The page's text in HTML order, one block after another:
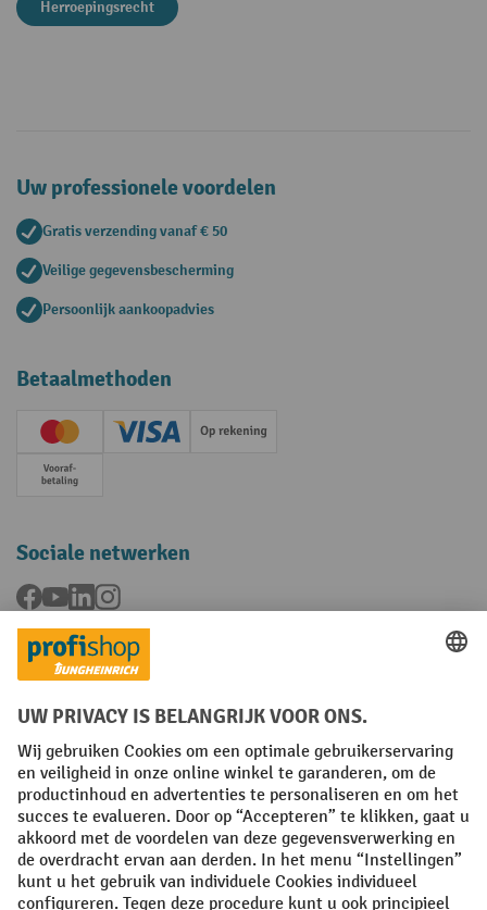
Herroepingsrecht
Uw professionele voordelen
Gratis verzending vanaf € 50
Veilige gegevensbescherming
Persoonlijk aankoopadvies
Betaalmethoden
Creditcard (Master)Creditcard (Visa)Op rekening
Vooruitbetaling
Sociale netwerken
Facebook
YouTubeLinkedInInstagram
Talen
FR NL
Algemene verkoopvoorwaarden Copyright
Privacyverklaring Privacy-instellingen